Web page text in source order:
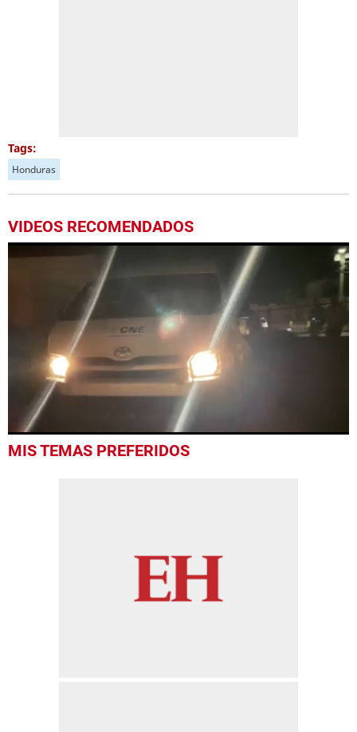
Tags:
Honduras
VIDEOS RECOMENDADOS
seconds
MIS TEMAS PREFERIDOS